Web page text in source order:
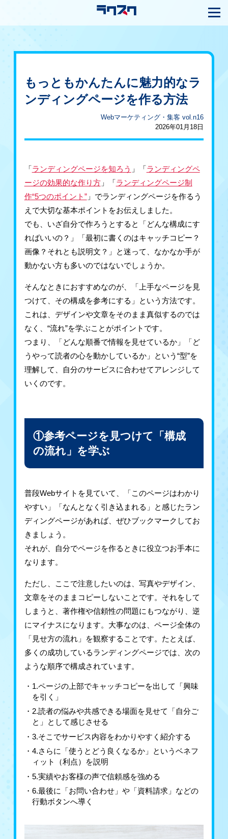
もっともかんたんに魅力的なラ
ンディングページを作る方法
Webマーケティング・集客 vol.n16
2026年01月18日
「ランディングページを知ろう 」「ランディングペ
ージの効果的な作り方」「ランディングページ制
作“5つのポイント”」でランディングページを作るう
えで大切な基本ポイントをお伝えしました。
でも、いざ自分で作ろうとすると「どんな構成にす
ればいいの？」「最初に書くのはキャッチコピー？
画像？それとも説明文？」と迷って、なかなか手が
動かない方も多いのではないでしょうか。
そんなときにおすすめなのが、「上手なページを見
つけて、その構成を参考にする」という方法です。
これは、デザインや文章をそのまま真似するのでは
なく、“流れ”を学ぶことがポイントです。
つまり、「どんな順番で情報を見せているか」「ど
うやって読者の心を動かしているか」という“型”を
理解して、自分のサービスに合わせてアレンジして
いくのです。
①参考ページを見つけて「構成
の流れ」を学ぶ
普段Webサイトを見ていて、「このページはわかり
やすい」「なんとなく引き込まれる」と感じたラン
ディングページがあれば、ぜひブックマークしてお
きましょう。
それが、自分でページを作るときに役立つお手本に
なります。
ただし、ここで注意したいのは、写真やデザイン、
文章をそのままコピーしないことです。それをして
しまうと、著作権や信頼性の問題にもつながり、逆
にマイナスになります。大事なのは、ページ全体の
「見せ方の流れ」を観察することです。たとえば、
多くの成功しているランディングページでは、次の
ような順序で構成されています。
1.ページの上部でキャッチコピーを出して「興味
を引く」
2.読者の悩みや共感できる場面を見せて「自分ご
と」として感じさせる
3.そこでサービス内容をわかりやすく紹介する
4.さらに「使うとどう良くなるか」というベネフ
ィット（利点）を説明
5.実績やお客様の声で信頼感を強める
6.最後に「お問い合わせ」や「資料請求」などの
行動ボタンへ導く